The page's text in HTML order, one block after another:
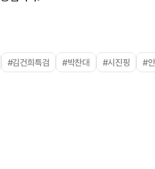
#김건희특검 #박찬대 #시진핑
#